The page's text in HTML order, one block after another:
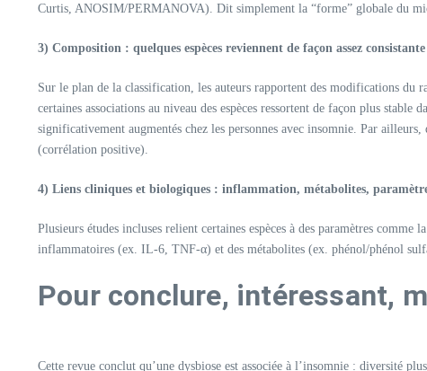
Curtis, ANOSIM/PERMANOVA). Dit simplement la “forme” globale du
3) Composition : quelques espèces reviennent de façon assez consistante
Sur le plan de la classification, les auteurs rapportent des modifications du
certaines associations au niveau des espèces ressortent de façon plus
significativement augmentés chez les personnes avec insomnie. Par
(corrélation positive).
4) Liens cliniques et biologiques : inflammation, métabolites,
Plusieurs études incluses relient certaines espèces à des paramètres
inflammatoires (ex. IL-6, TNF-α) et des métabolites (ex. phénol/phénol
Pour conclure, intéressant,
Cette revue conclut qu’une dysbiose est associée à l’insomnie : diversité